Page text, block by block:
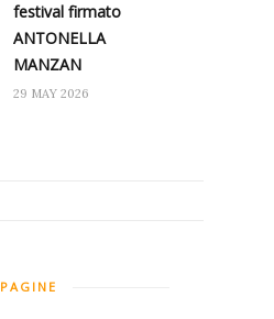
festival firmato
ANTONELLA
MANZAN
29 MAY 2026
PAGINE